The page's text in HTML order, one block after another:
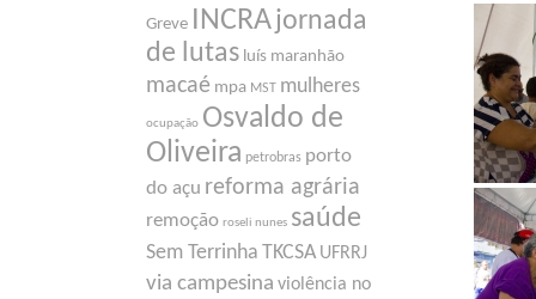
Greve INCRA jornada
de lutas luís maranhão
macaé mpa MST mulheres
ocupação Osvaldo de
Oliveira petrobras porto
do açu reforma agrária
remoção roseli nunes saúde
Sem Terrinha TKCSA UFRRJ
via campesina violência no